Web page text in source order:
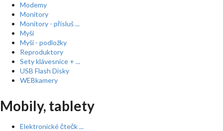
Modemy
Monitory
Monitory - přísluš ...
Myši
Myši - podložky
Reproduktory
Sety klávesnice + ...
USB Flash Disky
WEBkamery
Mobily, tablety
Elektronické čtečk ...